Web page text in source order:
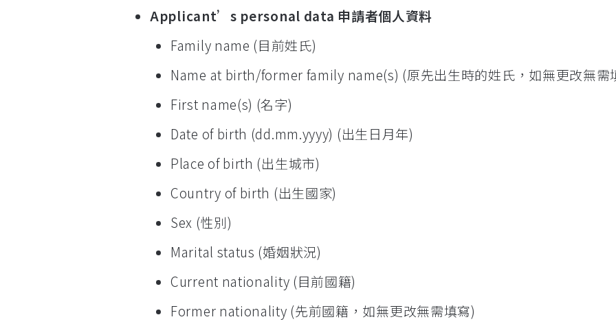
Applicant’s personal data 申請者個人資料
Family name (目前姓氏)
Name at birth/former family name(s) (原先出生時的姓氏，如無更改無需
First name(s) (名字)
Date of birth (dd.mm.yyyy) (出生日月年)
Place of birth (出生城市)
Country of birth (出生國家)
Sex (性別)
Marital status (婚姻狀況)
Current nationality (目前國籍)
Former nationality (先前國籍，如無更改無需填寫)